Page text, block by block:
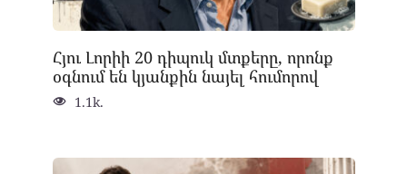
Հյու Լորիի 20 դիպուկ մտքերը, որոնք
օգնում են կյանքին նայել հումորով
1.1k.